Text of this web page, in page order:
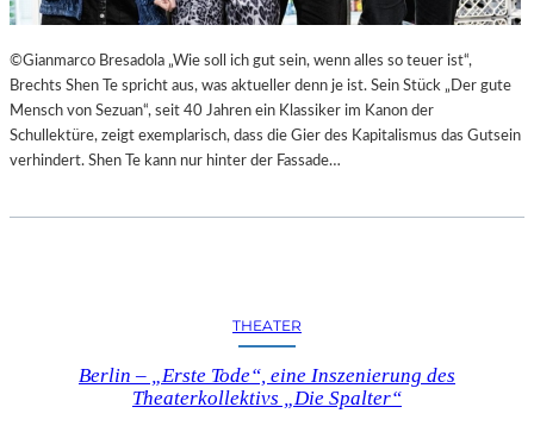
©Gianmarco Bresadola „Wie soll ich gut sein, wenn alles so teuer ist“,
Brechts Shen Te spricht aus, was aktueller denn je ist. Sein Stück „Der gute
Mensch von Sezuan“, seit 40 Jahren ein Klassiker im Kanon der
Schullektüre, zeigt exemplarisch, dass die Gier des Kapitalismus das Gutsein
verhindert. Shen Te kann nur hinter der Fassade…
THEATER
Berlin – „Erste Tode“, eine Inszenierung des
Theaterkollektivs „Die Spalter“